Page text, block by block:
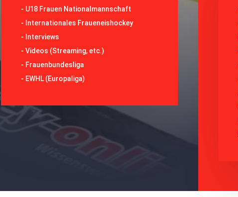
- U18 Frauen Nationalmannschaft
- Internationales Fraueneishockey
- Interviews
- Videos (Streaming, etc.)
- Frauenbundesliga
- EWHL (Europaliga)